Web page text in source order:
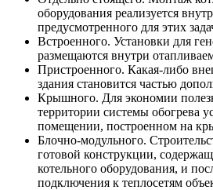
оборудования реализуется
предусмотренного для этих
Встроенного. Установки для
размещаются внутри
Пристроенного. Какая-либо
здания становится частью
Крышного. Для экономии
территории системы обогрева
помещении, построенном на
Блочно-модульного.
готовой конструкции,
котельного оборудования, и
подключения к теплосетям